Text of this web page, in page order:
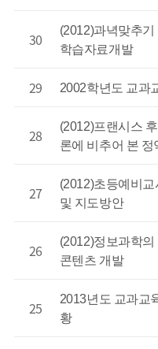
30
(2012)과녁맞추
학습자료개발
29 2002학년도 교과
28
(2012)프랜시스
론에 비추어 본
27
(2012)초등예비
및 지도방안
26
(2012)정보과학
콘텐츠 개발
25
2013년도 교과교
황